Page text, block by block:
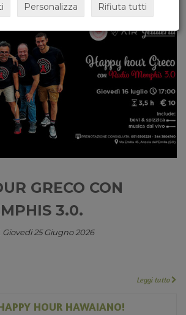
GRECO CON
3.0.
25 Giugno 2026
Leggi tutto
HOUR HAWAIANO!
Personalizza Rifiuta tutti